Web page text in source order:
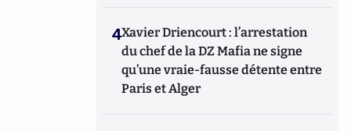
4Xavier Driencourt : l’arrestation
du chef de la DZ Mafia ne signe
qu’une vraie-fausse détente entre
Paris et Alger